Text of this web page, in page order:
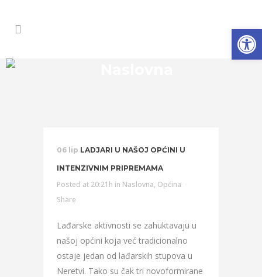
06 lip LADJARI U NAŠOJ OPĆINI U
INTENZIVNIM PRIPREMAMA
Posted at 20:21h in Naslovna, Općina
Share
Lađarske aktivnosti se zahuktavaju u
našoj općini koja već tradicionalno
ostaje jedan od lađarskih stupova u
Neretvi. Tako su čak tri novoformirane